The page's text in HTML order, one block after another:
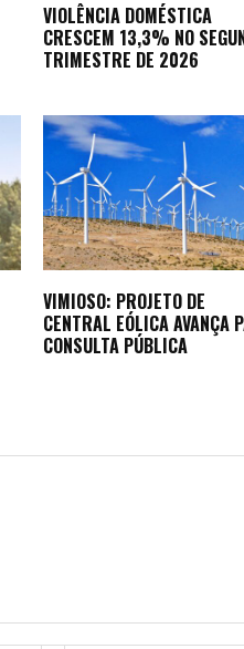
VIOLÊNCIA DOMÉSTICA
CRESCEM 13,3% NO
TRIMESTRE DE 2026
VIMIOSO: PROJETO DE
CENTRAL EÓLICA AVANÇA
CONSULTA PÚBLICA